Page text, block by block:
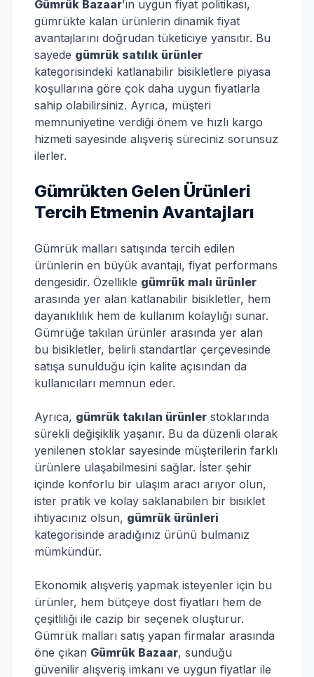
Gümrük Bazaar’ın uygun fiyat politikası,
gümrükte kalan ürünlerin dinamik fiyat
avantajlarını doğrudan tüketiciye yansıtır. Bu
sayede gümrük satılık ürünler
kategorisindeki katlanabilir bisikletlere piyasa
koşullarına göre çok daha uygun fiyatlarla
sahip olabilirsiniz. Ayrıca, müşteri
memnuniyetine verdiği önem ve hızlı kargo
hizmeti sayesinde alışveriş süreciniz sorunsuz
ilerler.
Gümrükten Gelen Ürünleri
Tercih Etmenin Avantajları
Gümrük malları satışında tercih edilen
ürünlerin en büyük avantajı, fiyat performans
dengesidir. Özellikle gümrük malı ürünler
arasında yer alan katlanabilir bisikletler, hem
dayanıklılık hem de kullanım kolaylığı sunar.
Gümrüğe takılan ürünler arasında yer alan
bu bisikletler, belirli standartlar çerçevesinde
satışa sunulduğu için kalite açısından da
kullanıcıları memnun eder.
Ayrıca, gümrük takılan ürünler stoklarında
sürekli değişiklik yaşanır. Bu da düzenli olarak
yenilenen stoklar sayesinde müşterilerin farklı
ürünlere ulaşabilmesini sağlar. İster şehir
içinde konforlu bir ulaşım aracı arıyor olun,
ister pratik ve kolay saklanabilen bir bisiklet
ihtiyacınız olsun, gümrük ürünleri
kategorisinde aradığınız ürünü bulmanız
mümkündür.
Ekonomik alışveriş yapmak isteyenler için bu
ürünler, hem bütçeye dost fiyatları hem de
çeşitliliği ile cazip bir seçenek oluşturur.
Gümrük malları satış yapan firmalar arasında
öne çıkan Gümrük Bazaar, sunduğu
güvenilir alışveriş imkanı ve uygun fiyatlar ile